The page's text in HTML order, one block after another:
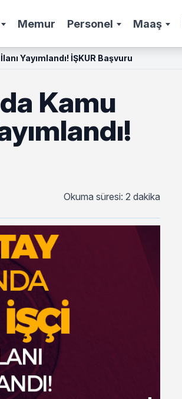
Memur Personel Maaş
Yayımlandı! İŞKUR Başvuru
Kamu
Okuma süresi: 2 dakika